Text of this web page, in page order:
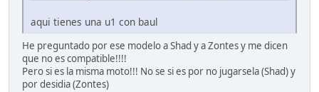
aqui tienes una u1 con baul
He preguntado por ese modelo a Shad y a Zontes y me dicen
que no es compatible!!!!
Pero si es la misma moto!!! No se si es por no jugarsela (Shad) y
por desidia (Zontes)